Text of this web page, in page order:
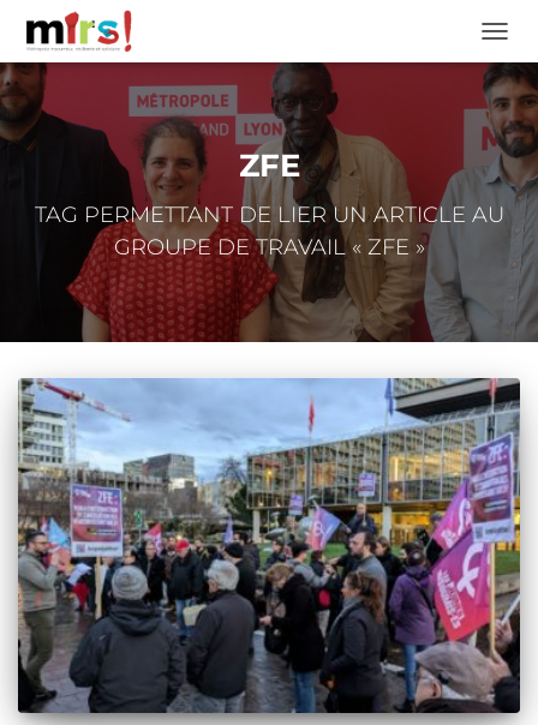
ZFE
TAG PERMETTANT DE LIER UN ARTICLE AU
GROUPE DE TRAVAIL « ZFE »